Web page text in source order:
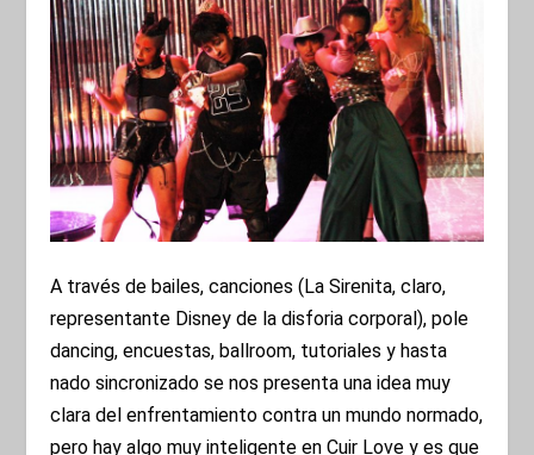
A través de bailes, canciones (La Sirenita, claro,
representante Disney de la disforia corporal), pole
dancing, encuestas, ballroom, tutoriales y hasta
nado sincronizado se nos presenta una idea muy
clara del enfrentamiento contra un mundo normado,
pero hay algo muy inteligente en Cuir Love y es que